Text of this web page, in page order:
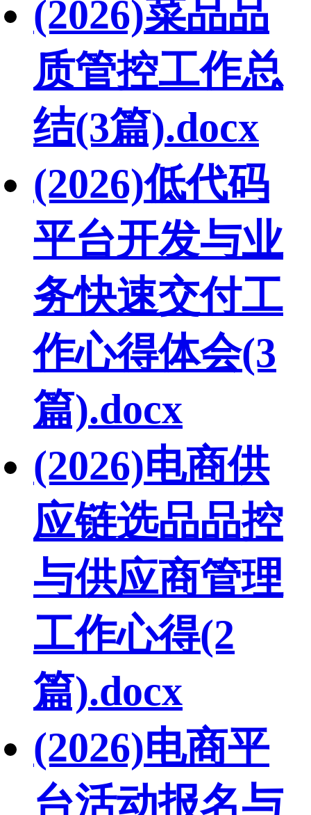
(2026)菜品品
质管控工作总
结(3篇).docx
(2026)低代码
平台开发与业
务快速交付工
作心得体会(3
篇).docx
(2026)电商供
应链选品品控
与供应商管理
工作心得(2
篇).docx
(2026)电商平
台活动报名与